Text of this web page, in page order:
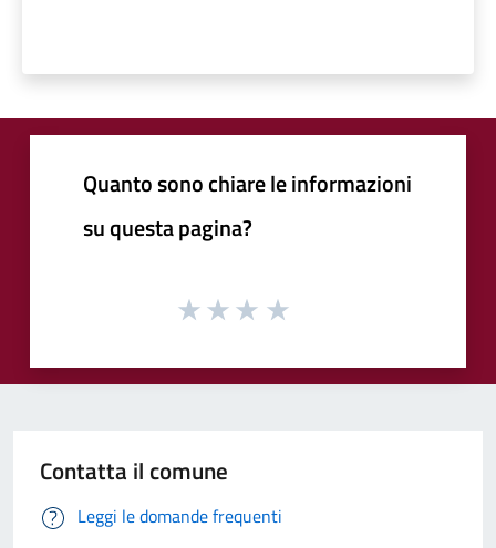
Quanto sono chiare le informazioni
su questa pagina?
Contatta il comune
Leggi le domande frequenti